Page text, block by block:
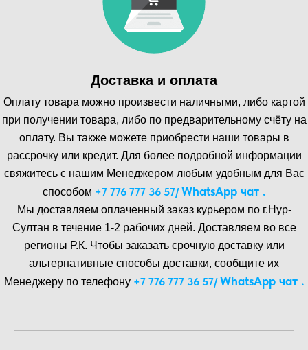
Доставка и оплата
Оплату товара можно произвести наличными, либо картой
при получении товара, либо по предварительному счёту на
оплату. Вы также можете приобрести наши товары в
рассрочку или кредит. Для более подробной информации
свяжитесь с нашим Менеджером любым удобным для Вас
способом +7 776 777 36 57/WhatsA pp чат .
Мы доставляем оплаченный заказ курьером по г.Нур-
Cултан в течение 1-2 рабочих дней. Доставляем во все
регионы Р.К. Чтобы заказать срочную доставку или
альтернативные способы доставки, сообщите их
Менеджеру по телефону +7 776 777 36 57/WhatsA pp чат .